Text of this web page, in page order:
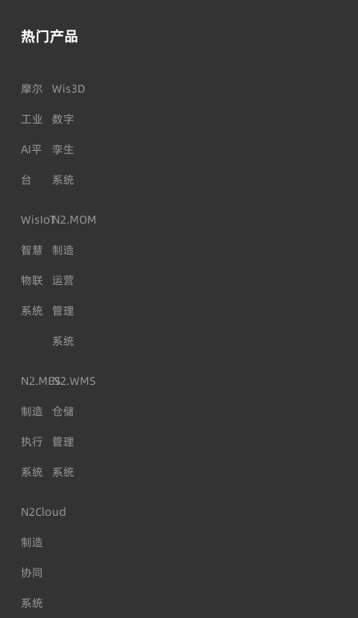
热门产品
摩尔
工业
AI平
台
Wis3D
数字
孪生
系统
WisIoT
智慧
物联
系统
N2.MOM
制造
运营
管理
系统
N2.MES
制造
执行
系统
N2.WMS
仓储
管理
系统
N2Cloud
制造
协同
系统